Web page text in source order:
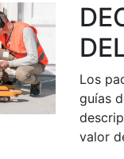
Los
guías
valor